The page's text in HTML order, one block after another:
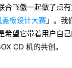
合飞傲一起做了点
盖板设计大赛 」。我
希望它带着用户自
CD 机的共创。